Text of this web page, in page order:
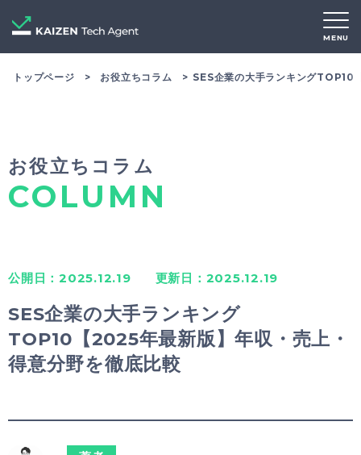
MENU
トップページ お役立ちコラム SES企業の大手ランキングTOP10
お役立ちコラム
COLUMN
公開日：2025.12.19 更新日：2025.12.19
SES企業の大手ランキング
TOP10【2025年最新版】年収・売上・
得意分野を徹底比較